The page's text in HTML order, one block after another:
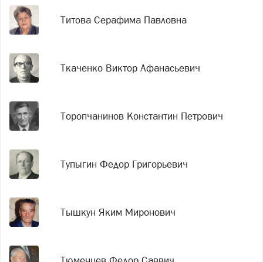
Титова Серафима Павловна
Ткаченко Виктор Афанасьевич
Торопчанинов Константин Петрович
Тупыгин Федор Григорьевич
Тышкун Яким Миронович